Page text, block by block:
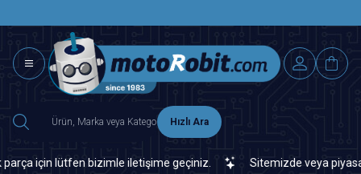
Hızlı Ara
için lütfen bizimle iletişime geçiniz. Sitemizde veya piyasada